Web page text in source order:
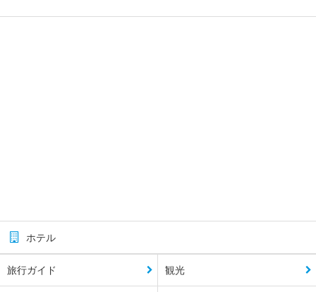
ホテル
旅行ガイド 観光